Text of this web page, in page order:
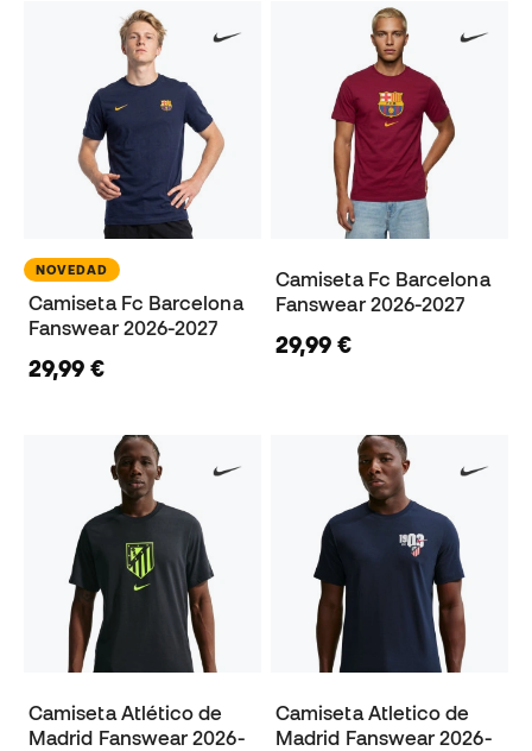
NOVEDAD
Camiseta Fc Barcelona
Fanswear 2026-2027
29,99 €
Camiseta Fc Barcelona
Fanswear 2026-2027
29,99 €
Camiseta Atlético de
Madrid Fanswear 2026-
Camiseta Atletico de
Madrid Fanswear 2026-